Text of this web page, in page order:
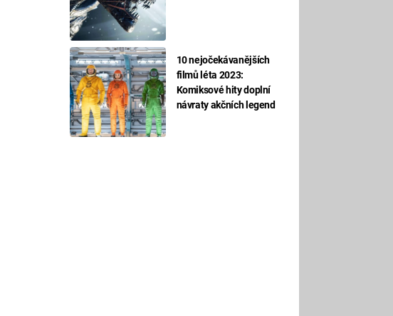
10 nejočekávanějších
filmů léta 2023:
Komiksové hity doplní
návraty akčních legend